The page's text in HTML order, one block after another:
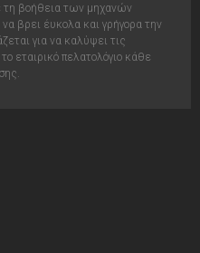
τη βοήθεια των μηχανών
βρει έυκολα και γρήγορα την
για να καλύψει τις
εταιρικό πελατολόγιο κάθε